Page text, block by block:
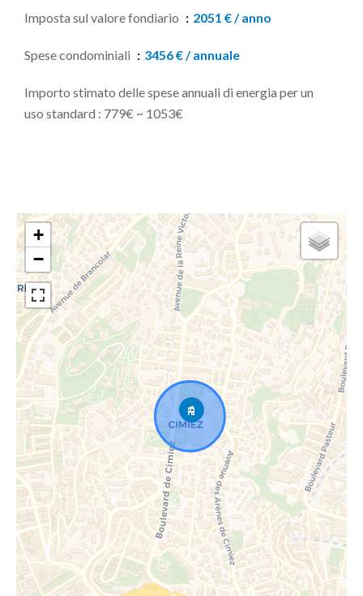
Imposta sul valore fondiario 2051 € / anno
Spese condominiali 3456 € / annuale
Importo stimato delle spese annuali di energia per un
uso standard : 779€ ~ 1053€
+
−